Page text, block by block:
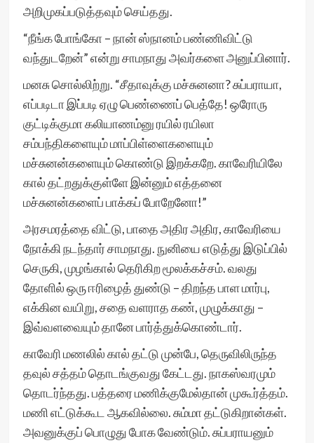
அறிமுகப்படுத்தவும் செய்தது.
“நீங்க போங்கோ – நான் ஸ்நானம் பண்ணிவிட்டு
வந்துடறேன்” என்று சாமநாது அவர்களை அனுப்பினார்.
மனசு சொல்லிற்று. “சீதாவுக்கு மச்சுனனா? சுப்பராயா,
எப்படிடா இப்படி ஏழு பெண்ணைப் பெத்தே! ஒரோரு
குட்டிக்குமா கலியாணம்னு ரயில் ரயிலா
சம்பந்திகளையும் மாப்பிள்ளைகளையும்
மச்சுனன்களையும் கொண்டு இறக்கறே. காவேரியிலே
கால் தட்றதுக்குள்ளே இன்னும் எத்தனை
மச்சுனன்களைப் பாக்கப் போறேனோ!”
அரசமரத்தை விட்டு, பாதை அதிர அதிர, காவேரியை
நோக்கி நடந்தார் சாமநாது. நுனியை எடுத்து இடுப்பில்
செருகி, முழங்கால் தெரிகிற மூலக்கச்சம். வலது
தோளில் ஒரு ஈரிழைத் துண்டு – திறந்த பாள மார்பு,
எக்கின வயிறு, சதை வளராத கண், முழுக்காது –
இவ்வளவையும் தானே பார்த்துக்கொண்டார்.
காவேரி மணலில் கால் தட்டு முன்பே, தெருவிலிருந்த
தவுல் சத்தம் தொடங்குவது கேட்டது. நாகஸ்வரமும்
தொடர்ந்தது. பத்தரை மணிக்குமேல்தான் முகூர்த்தம்.
மணி எட்டுக்கூட ஆகவில்லை. சும்மா தட்டுகிறான்கள்.
அவனுக்குப் பொழுது போக வேண்டும். சுப்பராயனும்